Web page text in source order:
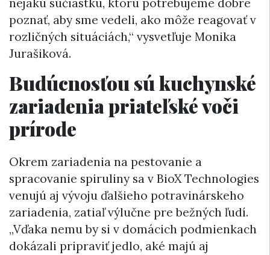
nejakú súčiastku, ktorú potrebujeme dobre
poznať, aby sme vedeli, ako môže reagovať v
rozličných situáciách,“ vysvetľuje Monika
Jurašiková.
Budúcnosťou sú kuchynské
zariadenia priateľské voči
prírode
Okrem zariadenia na pestovanie a
spracovanie spiruliny sa v BioX Technologies
venujú aj vývoju ďalšieho potravinárskeho
zariadenia, zatiaľ výlučne pre bežných ľudí.
„Vďaka nemu by si v domácich podmienkach
dokázali pripraviť jedlo, aké majú aj